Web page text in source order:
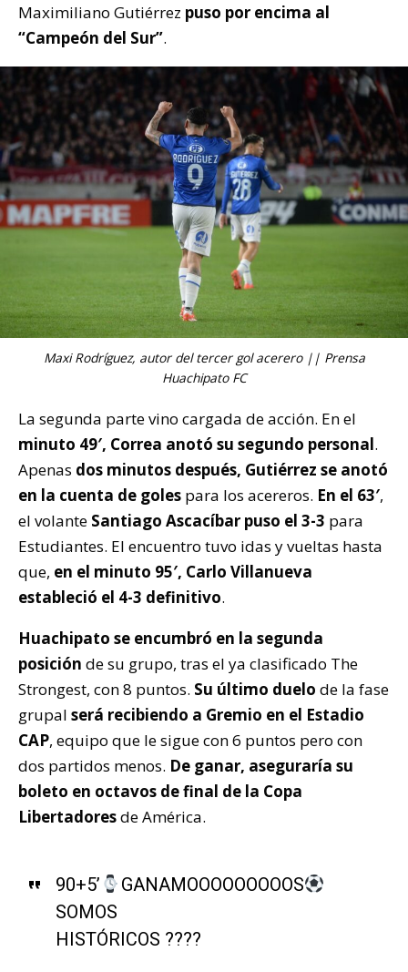
Maximiliano Gutiérrez puso por encima al
“Campeón del Sur”.
Maxi Rodríguez, autor del tercer gol acerero || Prensa
Huachipato FC
La segunda parte vino cargada de acción. En el
minuto 49′, Correa anotó su segundo personal.
Apenas dos minutos después, Gutiérrez se anotó
en la cuenta de goles para los acereros. En el 63′,
el volante Santiago Ascacíbar puso el 3-3 para
Estudiantes. El encuentro tuvo idas y vueltas hasta
que, en el minuto 95′, Carlo Villanueva
estableció el 4-3 definitivo.
Huachipato se encumbró en la segunda
posición de su grupo, tras el ya clasificado The
Strongest, con 8 puntos. Su último duelo de la fase
grupal será recibiendo a Gremio en el Estadio
CAP, equipo que le sigue con 6 puntos pero con
dos partidos menos. De ganar, aseguraría su
boleto en octavos de final de la Copa
Libertadoresde América.
90+5’
GANAMOOOOOOOOOS
SOMOS
HISTÓRICOS ????